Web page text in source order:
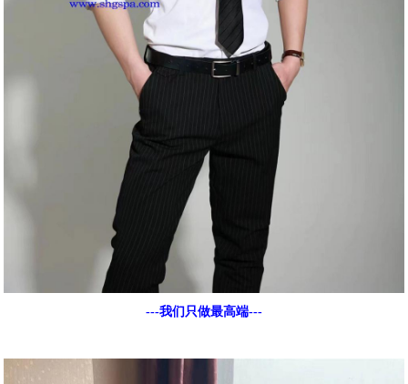
---我们只做最高端---